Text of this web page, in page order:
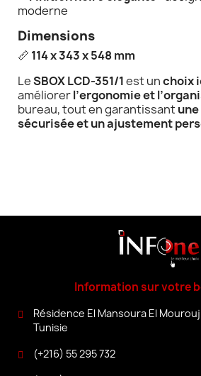
moderne
Dimensions
📏 114 x 343 x 548 mm
LeSBOX LCD-351/1est unchoix
améliorerl’ergonomie et
bureau, tout en garantissant
sécurisée et un ajustement
Information sur votre
Résidence El Mansoura El
Tunisie
(+216) 55 295 732